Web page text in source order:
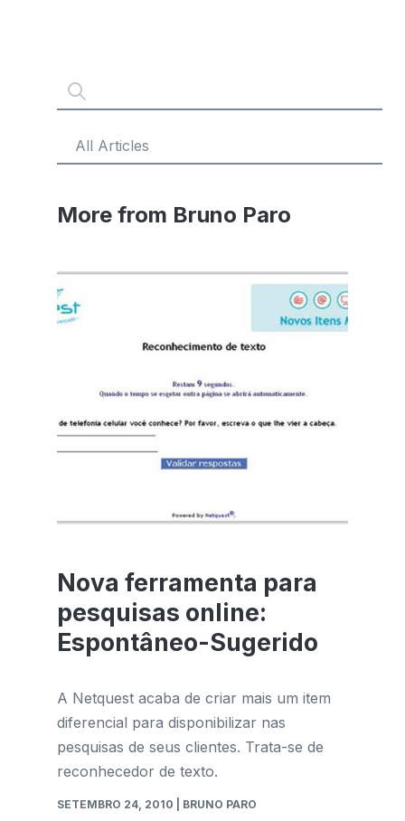
More from Bruno Paro
Nova ferramenta para
pesquisas online:
Espontâneo-Sugerido
A Netquest acaba de criar mais um item
diferencial para disponibilizar nas
pesquisas de seus clientes. Trata-se de
reconhecedor de texto.
SETEMBRO 24, 2010 | BRUNO PARO